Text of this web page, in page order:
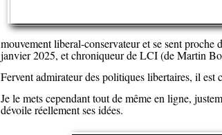
mouvement liberal-conservateur et se sent
janvier 2025, et chroniqueur de LCI (de Martin
Fervent admirateur des politiques libertaires, il est
Je le mets cependant tout de même en ligne,
dévoile réellement ses idées.